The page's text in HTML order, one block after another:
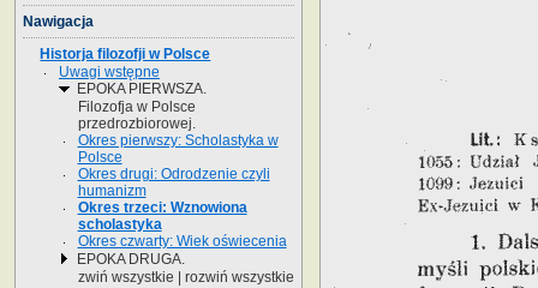
Nawigacja
Historja filozofji w Polsce
Uwagi wstępne
EPOKA PIERWSZA.
Filozofja w Polsce
przedrozbiorowej.
Okres pierwszy: Scholastyka w
Polsce
Okres drugi: Odrodzenie czyli
humanizm
Okres trzeci: Wznowiona
scholastyka
Okres czwarty: Wiek oświecenia
EPOKA DRUGA.
zwiń wszystkie
rozwiń wszystkie